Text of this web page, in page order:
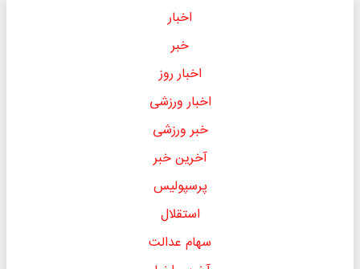
اخبار
خبر
اخبار روز
اخبار ورزشی
خبر ورزشی
آخرین خبر
پرسپولیس
استقلال
سهام عدالت